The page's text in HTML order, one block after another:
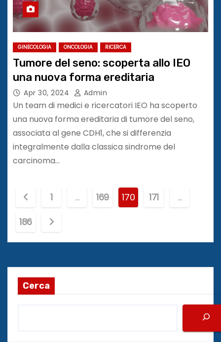
GINECOLOGIA ONCOLOGIA RICERCA
Tumore del seno: scoperta allo IEO
una nuova forma ereditaria
Apr 30, 2024 Admin
Un team di medici e ricercatori IEO ha scoperto
una nuova forma ereditaria di tumore del seno,
associata al gene CDH1, che si differenzia
integralmente dalla classica sindrome del
carcinoma…
a
g
n
a
1 … 169 170 171
…
186
Cerca